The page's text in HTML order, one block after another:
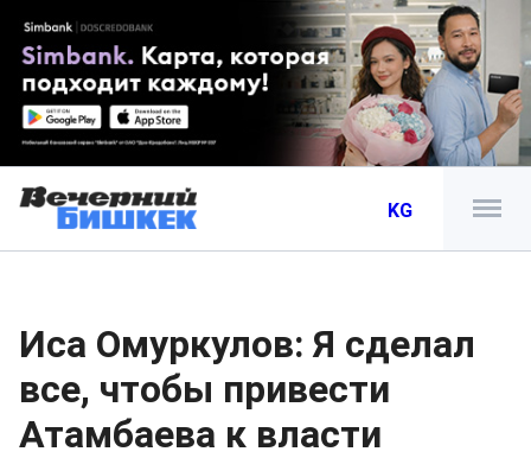
KG
Иса Омуркулов: Я сделал
все, чтобы привести
Атамбаева к власти